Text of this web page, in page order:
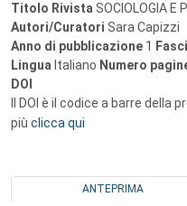
Titolo Rivista SOCIOLOGIA E
Autori/Curatori Sara Capizzi
Anno di pubblicazione 1
Lingua Italiano Numero
DOI
Il DOI è il codice a barre
più clicca qui
ANTEPRIMA